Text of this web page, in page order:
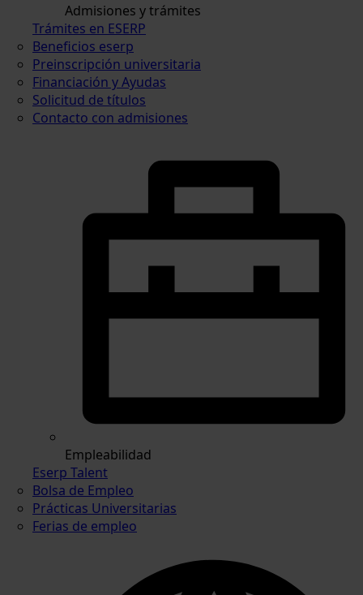
Admisiones y trámites
Trámites en ESERP
Beneficios eserp
Preinscripción universitaria
Financiación y Ayudas
Solicitud de títulos
Contacto con admisiones
Empleabilidad
Eserp Talent
Bolsa de Empleo
Prácticas Universitarias
Ferias de empleo